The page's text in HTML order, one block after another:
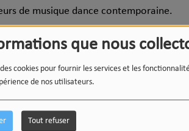
que nous
cookies pour fournir les services et les
de nos utilisateurs.
Tout refuser
de musique dance contemporaine.
salué par la critique et lui a
catégorie
hissé à la première place du classement
Awards dans les catégories
Kali Uchis.